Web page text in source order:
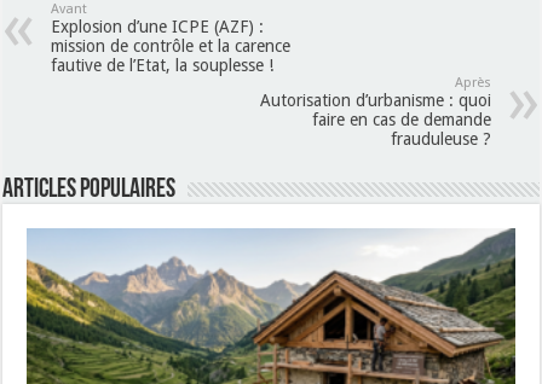
Avant
Explosion d’une ICPE (AZF) :
mission de contrôle et la carence
fautive de l’Etat, la souplesse !
Après
Autorisation d’urbanisme : quoi
faire en cas de demande
frauduleuse ?
Articles populaires